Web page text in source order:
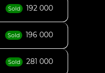
Sold 192 000
Sold 196 000
Sold 281 000